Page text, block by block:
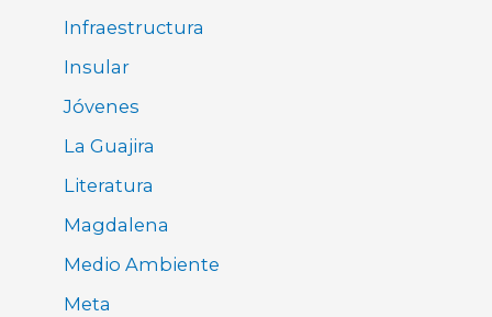
Infraestructura
Insular
Jóvenes
La Guajira
Literatura
Magdalena
Medio Ambiente
Meta